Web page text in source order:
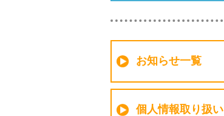
お知らせ一覧
個人情報取り扱い